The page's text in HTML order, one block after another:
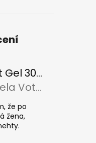
Architect Gel 30ml
je 5 z 5 hvězdiček.
Michaela Votava
že po
žena,